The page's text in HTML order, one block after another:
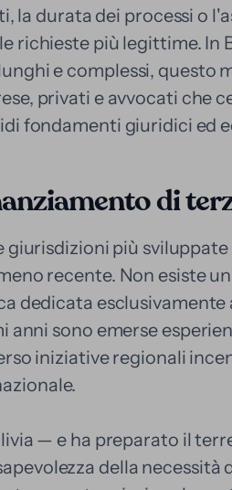
la durata dei processi o
richieste più legittime. In
e complessi, questo
privati e avvocati che
fondamenti giuridici ed
di
giurisdizioni più
recente. Non esiste
dedicata
anni sono emerse
iniziative regionali
— e ha preparato il
della necessità